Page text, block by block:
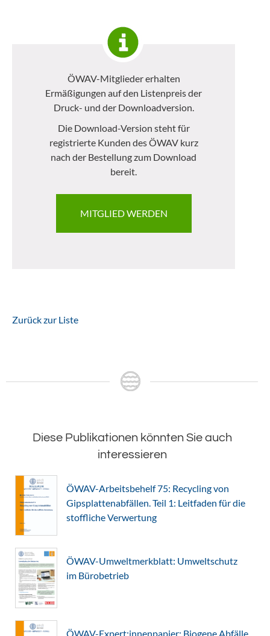
ÖWAV-Mitglieder erhalten
Ermäßigungen auf den Listenpreis der
Druck- und der Downloadversion.
Die Download-Version steht für
registrierte Kunden des ÖWAV kurz
nach der Bestellung zum Download
bereit.
MITGLIED WERDEN
Zurück zur Liste
Diese Publikationen könnten Sie auch
interessieren
ÖWAV-Arbeitsbehelf 75: Recycling von
Gipsplattenabfällen. Teil 1: Leitfaden für die
stoffliche Verwertung
ÖWAV-Umweltmerkblatt: Umweltschutz
im Bürobetrieb
ÖWAV-Expert:innenpapier: Biogene Abfälle